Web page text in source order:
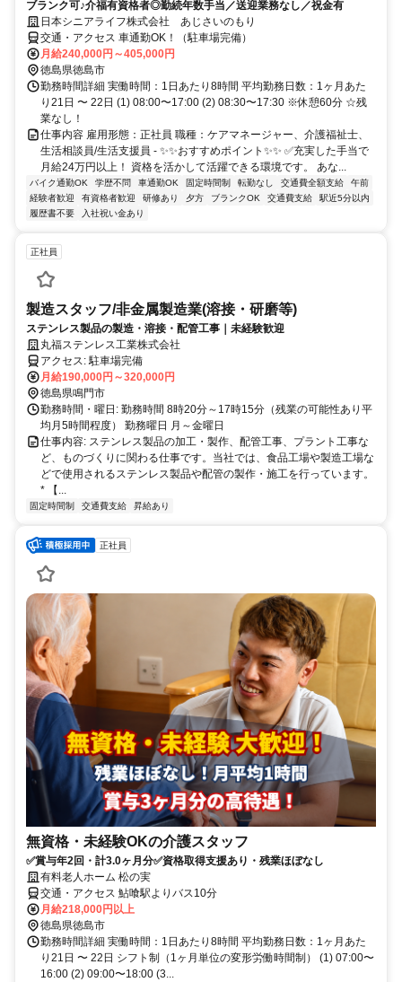
ブランク可♪介福有資格者◎勤続年数手当／送迎業務なし／祝金有
日本シニアライフ株式会社 あじさいのもり
交通・アクセス 車通勤OK！（駐車場完備）
月給240,000円～405,000円
徳島県徳島市
勤務時間詳細 実働時間：1日あたり8時間 平均勤務日数：1ヶ月あた
り21日 〜 22日 (1) 08:00〜17:00 (2) 08:30〜17:30 ※休憩60分 ☆残
業なし！
仕事内容 雇用形態：正社員 職種：ケアマネージャー、介護福祉士、
生活相談員/生活支援員 - ✨✨おすすめポイント✨✨ ✅充実した手当で
月給24万円以上！ 資格を活かして活躍できる環境です。 あな...
バイク通勤OK 学歴不問 車通勤OK 固定時間制 転勤なし 交通費全額支給
午前
経験者歓迎
有資格者歓迎 研修あり 夕方 ブランクOK 交通費支給
駅近5分以内
履歴書不要
入社祝い金あり
正社員
製造スタッフ/非金属製造業(溶接・研磨等)
ステンレス製品の製造・溶接・配管工事｜未経験歓迎
丸福ステンレス工業株式会社
アクセス: 駐車場完備
月給190,000円～320,000円
徳島県鳴門市
勤務時間・曜日: 勤務時間 8時20分～17時15分（残業の可能性あり平
均月5時間程度） 勤務曜日 月～金曜日
仕事内容: ステンレス製品の加工・製作、配管工事、プラント工事な
ど、ものづくりに関わる仕事です。当社では、食品工場や製造工場な
どで使用されるステンレス製品や配管の製作・施工を行っています。
* 【...
固定時間制 交通費支給 昇給あり
正社員
無資格・未経験OKの介護スタッフ
✅賞与年2回・計3.0ヶ月分✅資格取得支援あり・残業ほぼなし
有料老人ホーム 松の実
交通・アクセス 鮎喰駅よりバス10分
月給218,000円以上
徳島県徳島市
勤務時間詳細 実働時間：1日あたり8時間 平均勤務日数：1ヶ月あた
り21日 〜 22日 シフト制（1ヶ月単位の変形労働時間制） (1) 07:00〜
16:00 (2) 09:00〜18:00 (3...